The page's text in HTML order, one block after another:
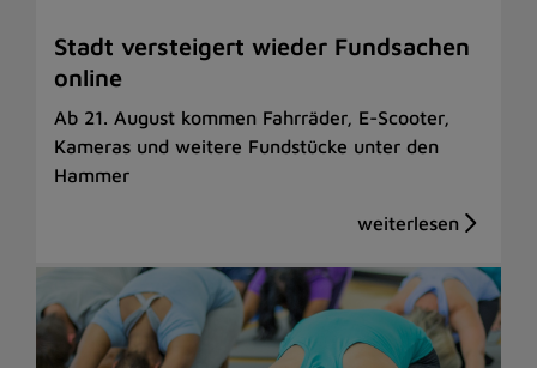
Stadt versteigert wieder Fundsachen
online
Ab 21. August kommen Fahrräder, E-Scooter,
Kameras und weitere Fundstücke unter den
Hammer